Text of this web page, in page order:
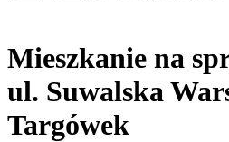
Mieszkanie na
ul. Suwalska
Targówek